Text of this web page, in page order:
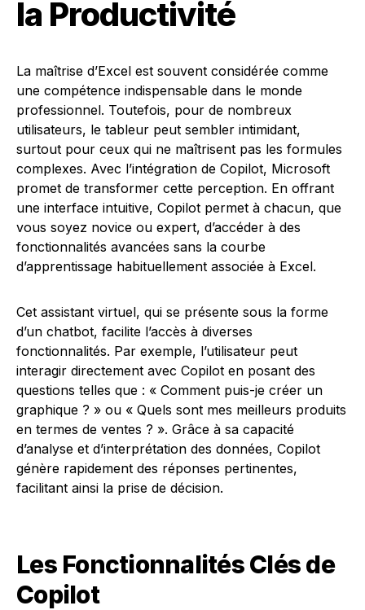
la Productivité
La maîtrise d’Excel est souvent considérée comme
une compétence indispensable dans le monde
professionnel. Toutefois, pour de nombreux
utilisateurs, le tableur peut sembler intimidant,
surtout pour ceux qui ne maîtrisent pas les formules
complexes. Avec l’intégration de Copilot, Microsoft
promet de transformer cette perception. En offrant
une interface intuitive, Copilot permet à chacun, que
vous soyez novice ou expert, d’accéder à des
fonctionnalités avancées sans la courbe
d’apprentissage habituellement associée à Excel.
Cet assistant virtuel, qui se présente sous la forme
d’un chatbot, facilite l’accès à diverses
fonctionnalités. Par exemple, l’utilisateur peut
interagir directement avec Copilot en posant des
questions telles que : « Comment puis-je créer un
graphique ? » ou « Quels sont mes meilleurs produits
en termes de ventes ? ». Grâce à sa capacité
d’analyse et d’interprétation des données, Copilot
génère rapidement des réponses pertinentes,
facilitant ainsi la prise de décision.
Les Fonctionnalités Clés de
Copilot